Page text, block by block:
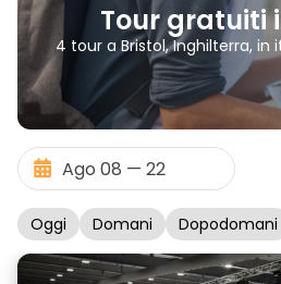
Tour gratuiti
4 tour a Bristol, Inghilterra, in
Oggi Domani Dopodomani